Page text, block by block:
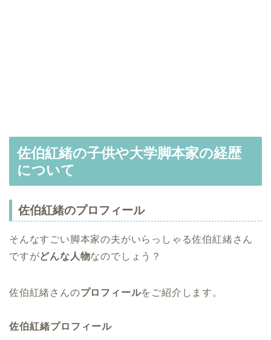
佐伯紅緒の子供や大学脚本家の経歴
について
佐伯紅緒のプロフィール
そんなすごい脚本家の夫がいらっしゃる佐伯紅緒さん
ですがどんな人物なのでしょう？
佐伯紅緒さんのプロフィールをご紹介します。
佐伯紅緒プロフィール